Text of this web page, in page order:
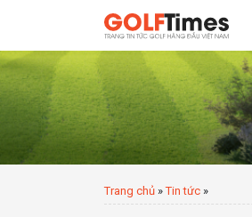
Trang chủ »Tin tức »